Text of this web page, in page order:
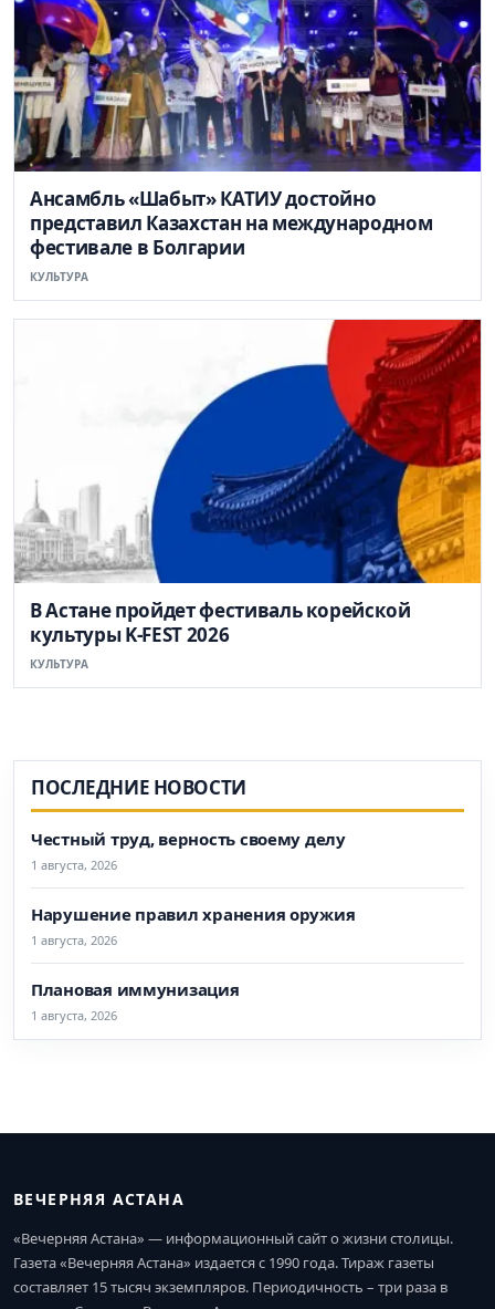
Ансамбль «Шабыт» КАТИУ достойно
представил Казахстан на международном
фестивале в Болгарии
КУЛЬТУРА
В Астане пройдет фестиваль корейской
культуры K-FEST 2026
КУЛЬТУРА
ПОСЛЕДНИЕ НОВОСТИ
Честный труд, верность своему делу
1 августа, 2026
Нарушение правил хранения оружия
1 августа, 2026
Плановая иммунизация
1 августа, 2026
ВЕЧЕРНЯЯ АСТАНА
«Вечерняя Астана» — информационный сайт о жизни столицы.
Газета «Вечерняя Астана» издается с 1990 года. Тираж газеты
составляет 15 тысяч экземпляров. Периодичность – три раза в